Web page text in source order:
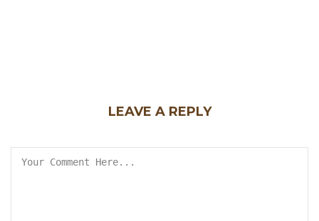
LEAVE A REPLY